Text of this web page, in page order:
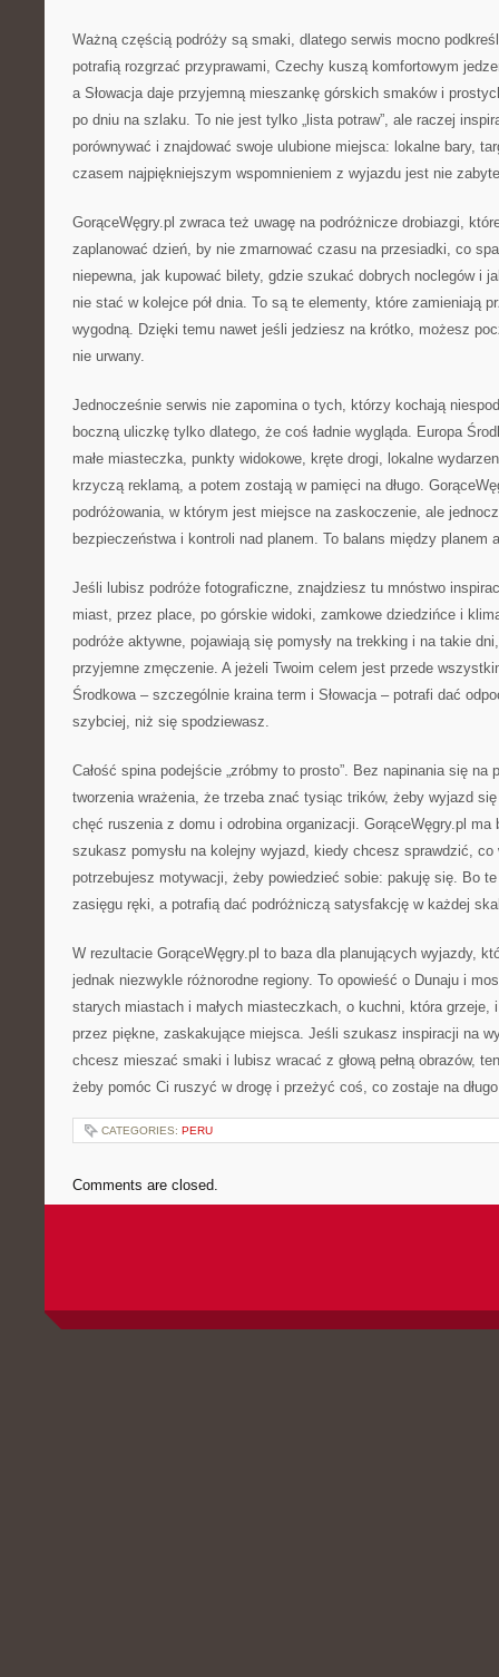
Ważną częścią podróży są smaki, dlatego serwis mocno
potrafią rozgrzać przyprawami, Czechy kuszą komfortowym
a Słowacja daje przyjemną mieszankę górskich smaków i
po dniu na szlaku. To nie jest tylko „lista potraw”, ale raczej
porównywać i znajdować swoje ulubione miejsca: lokalne bary,
czasem najpiękniejszym wspomnieniem z wyjazdu jest nie
GorąceWęgry.pl zwraca też uwagę na podróżnicze drobiazgi,
zaplanować dzień, by nie zmarnować czasu na przesiadki, co
niepewna, jak kupować bilety, gdzie szukać dobrych noclegów i
nie stać w kolejce pół dnia. To są te elementy, które zamieniają
wygodną. Dzięki temu nawet jeśli jedziesz na krótko, możesz
nie urwany.
Jednocześnie serwis nie zapomina o tych, którzy kochają
boczną uliczkę tylko dlatego, że coś ładnie wygląda. Europa
małe miasteczka, punkty widokowe, kręte drogi, lokalne
krzyczą reklamą, a potem zostają w pamięci na długo.
podróżowania, w którym jest miejsce na zaskoczenie, ale
bezpieczeństwa i kontroli nad planem. To balans między planem
Jeśli lubisz podróże fotograficzne, znajdziesz tu mnóstwo
miast, przez place, po górskie widoki, zamkowe dziedzińce i
podróże aktywne, pojawiają się pomysły na trekking i na takie
przyjemne zmęczenie. A jeżeli Twoim celem jest przede
Środkowa – szczególnie kraina term i Słowacja – potrafi dać
szybciej, niż się spodziewasz.
Całość spina podejście „zróbmy to prosto”. Bez napinania się na
tworzenia wrażenia, że trzeba znać tysiąc trików, żeby wyjazd
chęć ruszenia z domu i odrobina organizacji. GorąceWęgry.pl
szukasz pomysłu na kolejny wyjazd, kiedy chcesz sprawdzić,
potrzebujesz motywacji, żeby powiedzieć sobie: pakuję się. Bo
zasięgu ręki, a potrafią dać podróżniczą satysfakcję w każdej
W rezultacie GorąceWęgry.pl to baza dla planujących wyjazdy,
jednak niezwykle różnorodne regiony. To opowieść o Dunaju i
starych miastach i małych miasteczkach, o kuchni, która grzeje,
przez piękne, zaskakujące miejsca. Jeśli szukasz inspiracji na
chcesz mieszać smaki i lubisz wracać z głową pełną obrazów,
żeby pomóc Ci ruszyć w drogę i przeżyć coś, co zostaje na
CATEGORIES: PERU
Comments are closed.